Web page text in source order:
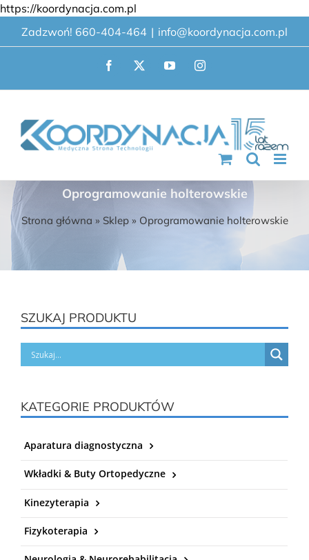
https://koordynacja.com.pl
do
zawartości
Zadzwoń! 660-404-464 | info@koordynacja.com.pl
Facebook
X YouTubeInstagram
Oprogramowanie holterowskie
Strona główna » Sklep» Oprogramowanie holterowskie
SZUKAJ PRODUKTU
KATEGORIE PRODUKTÓW
Aparatura diagnostyczna
Wkładki & Buty Ortopedyczne
Kinezyterapia
Fizykoterapia